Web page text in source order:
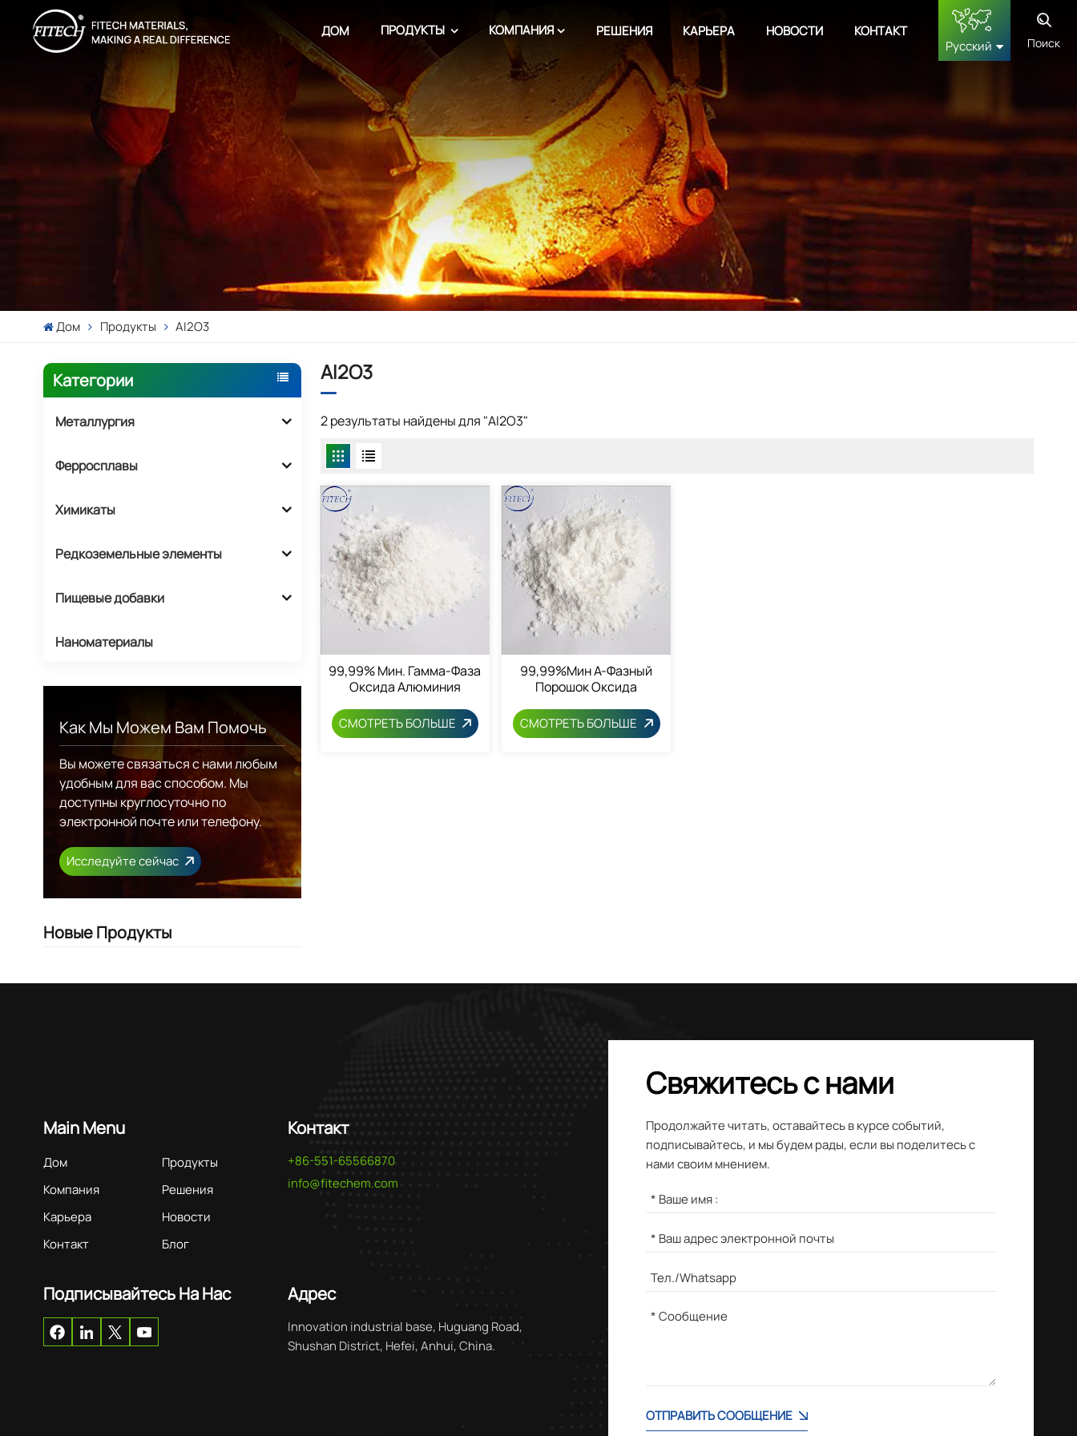
ДОМ ПРОДУКТЫ КОМПАНИЯ РЕШЕНИЯ КАРЬЕРА НОВОСТИ
КОНТАКТ
Русский
français
Deutsch
русский
Поиск
Дом Продукты AI2O3
Категории
Металлургия
Ферросплавы
Химикаты
Редкоземельные элементы
Пищевые добавки
Наноматериалы
Как Мы Можем Вам Помочь
Вы можете связаться с нами любым
удобным для вас способом. Мы
доступны круглосуточно по
электронной почте или телефону.
Исследуйте сейчас
Новые Продукты
AI2O3
2 результаты найдены для "AI2O3"
99,99% Мин. Гамма-Фаза
Оксида Алюминия
СМОТРЕТЬ БОЛЬШЕ
99,99%мин Α-Фазный
Порошок Оксида
СМОТРЕТЬ БОЛЬШЕ
Main Menu
Дом
Продукты
Компания
Решения
Карьера
Новости
Контакт
Блог
Контакт
+86-551-65566870
info@fitechem.com
Подписывайтесь На Нас Адрес
Innovation industrial base, Huguang Road,
Shushan District, Hefei, Anhui, China.
Свяжитесь с нами
Продолжайте читать, оставайтесь в курсе событий,
подписывайтесь, и мы будем рады, если вы поделитесь с
нами своим мнением.
ОТПРАВИТЬ СООБЩЕНИЕ